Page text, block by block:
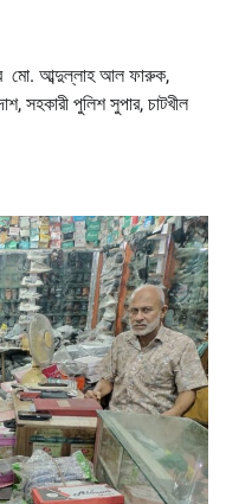
মো. আব্দুল্লাহ আল ফারুক,
সহকারী পুলিশ সুপার, চাটখীল